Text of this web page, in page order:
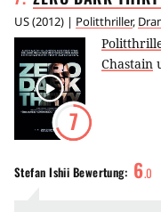
US(2012) | Politthriller,
7
Chastain
Stefan Ishii Bewertung: 6.0